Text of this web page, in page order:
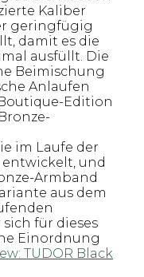
Kaliber
geringfügig
damit es die
ausfüllt. Die
Beimischung
Anlaufen
Edition
im Laufe der
und
Armband
aus dem
für dieses
Einordnung
TUDOR Black